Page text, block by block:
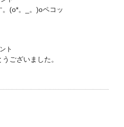
(o*。_。)oペコッ
ト
ございました。